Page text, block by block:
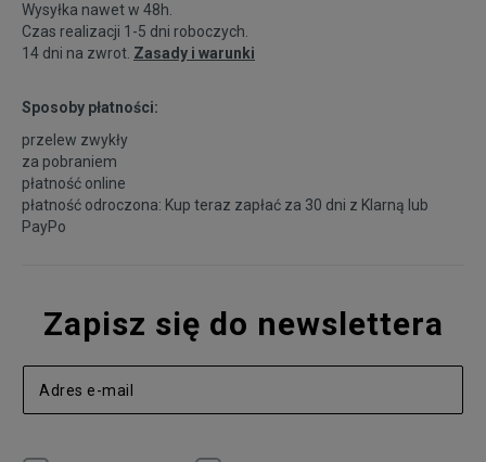
Wysyłka nawet w 48h.
Czas realizacji 1-5 dni roboczych.
14 dni na zwrot. Zasady i warunki
Sposoby płatności:
przelew zwykły
za pobraniem
płatność online
płatność odroczona: Kup teraz zapłać za 30 dni z Klarną lub
PayPo
Zapisz się do newslettera